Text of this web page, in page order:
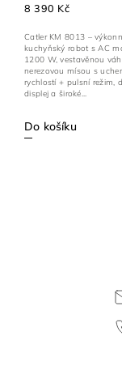
8 390 Kč
Do košíku
Catler KM 8013 –
kuchyňský robot s AC
1200 W, vestavěnou
nerezovou mísou s
rychlostí + pulsní režim,
displej a široké...